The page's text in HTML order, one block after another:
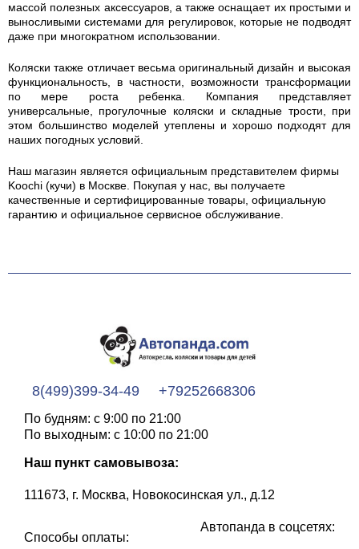
массой полезных аксессуаров, а также оснащает их простыми и
выносливыми системами для регулировок, которые не подводят
даже при многократном использовании.
Коляски также отличает весьма оригинальный дизайн и высокая
функциональность, в частности, возможности трансформации
по мере роста ребенка. Компания представляет
универсальные, прогулочные коляски и складные трости, при
этом большинство моделей утеплены и хорошо подходят для
наших погодных условий.
Наш магазин является официальным представителем фирмы
Koochi (кучи) в Москве. Покупая у нас, вы получаете
качественные и сертифицированные товары, официальную
гарантию и официальное сервисное обслуживание.
8(499)399-34-49 +79252668306
По будням: с 9:00 по 21:00
По выходным: с 10:00 по 21:00
Наш пункт самовывоза:
111673, г. Москва, Новокосинская ул., д.12
Способы оплаты:
Автопанда в соцсетях: